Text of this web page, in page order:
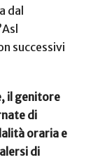
dal
successivi
il genitore
di
oraria e
di